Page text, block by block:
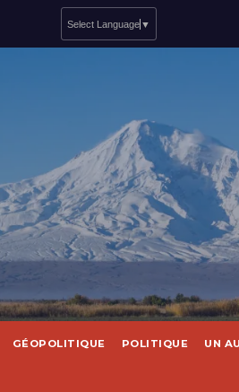
Select Language ▼
GÉOPOLITIQUE POLITIQUE UN